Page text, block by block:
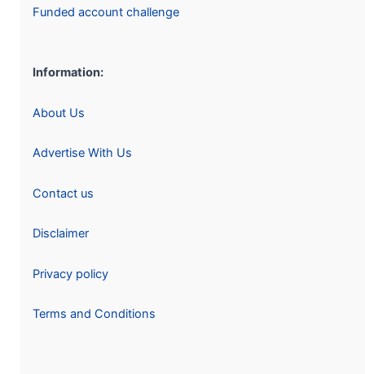
Funded account challenge
Information:
About Us
Advertise With Us
Contact us
Disclaimer
Privacy policy
Terms and Conditions